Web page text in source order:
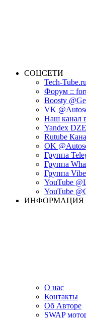
СОЦСЕТИ
Tech-
Форум ::
Boosty
VK
Наш канал
Yandex
Rutube
OK
Группа
Группа
Группа
YouTube
YouTube
ИНФОРМАЦИЯ
О нас
Контакты
Об Авторе
SWAP